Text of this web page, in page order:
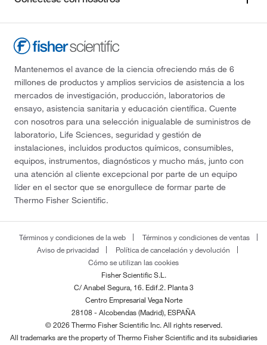
Mantenemos el avance de la ciencia ofreciendo más de 6
millones de productos y amplios servicios de asistencia a los
mercados de investigación, producción, laboratorios de
ensayo, asistencia sanitaria y educación científica. Cuente
con nosotros para una selección inigualable de suministros de
laboratorio, Life Sciences, seguridad y gestión de
instalaciones, incluidos productos químicos, consumibles,
equipos, instrumentos, diagnósticos y mucho más, junto con
una atención al cliente excepcional por parte de un equipo
líder en el sector que se enorgullece de formar parte de
Thermo Fisher Scientific.
Términos y condiciones de la web
Términos y condiciones de ventas
Aviso de privacidad
Política de cancelación y devolución
Cómo se utilizan las cookies
Fisher Scientific S.L.
C/ Anabel Segura, 16. Edif.2. Planta 3
Centro Empresarial Vega Norte
28108 - Alcobendas (Madrid), ESPAÑA
© 2026 Thermo Fisher Scientific Inc. All rights reserved.
All trademarks are the property of Thermo Fisher Scientific and its subsidiaries